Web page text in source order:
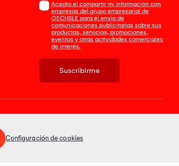
Acepto el compartir mi información con
empresas del grupo empresarial de
OECHSLE para el envío de
comunicaciones publicitarias sobre sus
productos, servicios, promociones,
eventos y otras actividades comerciales
de interés.
Suscribirme
Tienda 100% Segura
Configuración de cookies